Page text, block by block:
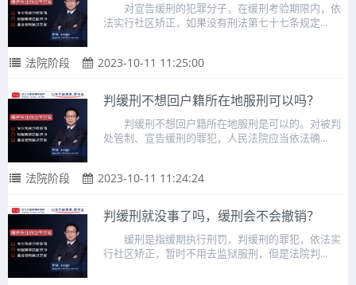
对宣告缓刑的犯罪分子，在缓刑考验期限内，依
法实行社区矫正，如果没有刑法第七十七条规定...
法院阶段 2023-10-11 11:25:00
判缓刑不想回户籍所在地服刑可以吗？
判缓刑不想回户籍所在地服刑是可以的。对被判
处管制、宣告缓刑的罪犯，人民法院应当依法确...
法院阶段 2023-10-11 11:24:24
判缓刑就没事了吗，缓刑会不会撤销？
缓刑是指缓期执行刑罚，判缓刑的罪犯，依法实
行社区矫正，暂时不用去监狱服刑，但是法院判...